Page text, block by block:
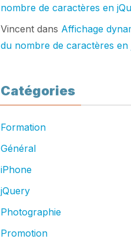
nombre de caractères en
Vincent dans Affichage
du nombre de caractères en
Catégories
Formation
Général
iPhone
jQuery
Photographie
Promotion